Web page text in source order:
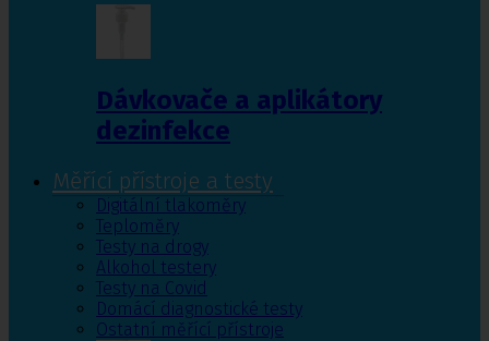
Dávkovače a aplikátory
dezinfekce
Měřící přístroje a testy
Digitální tlakoměry
Teploměry
Testy na drogy
Alkohol testery
Testy na Covid
Domácí diagnostické testy
Ostatní měřící přístroje